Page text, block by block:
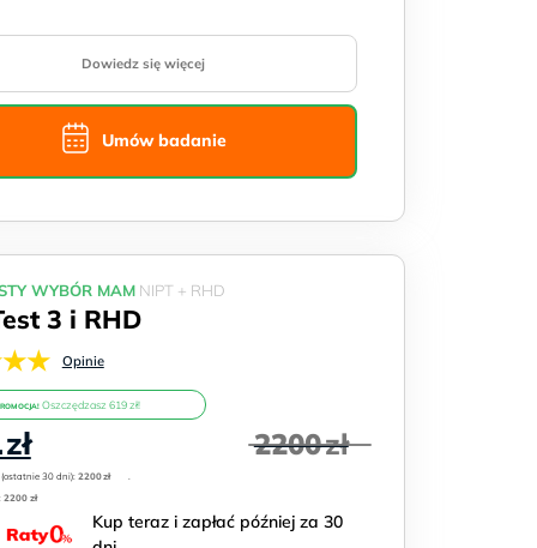
Dowiedz się więcej
Umów badanie
WYBÓR MAMNIPT + RHD
3 i RHD
Opinie
Oszczędzasz 619 zł!
2200zł
zł
wynosi:
30 dni):2200zł
.
2200 zł
Kup teraz i zapłać później za 30